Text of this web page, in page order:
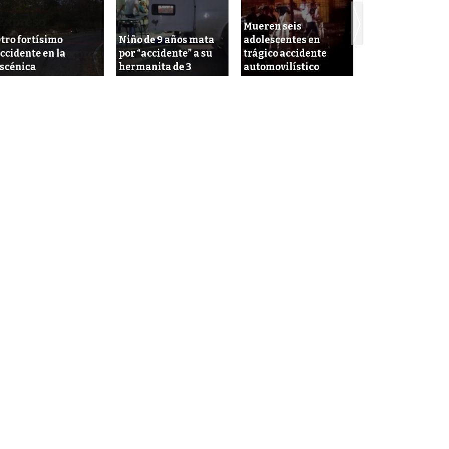
fortísimo
en la
Niño de 9 años mata
por “accidente” a su
hermanita de 3
Mueren seis
adolescentes en
trágico accidente
automovilístico